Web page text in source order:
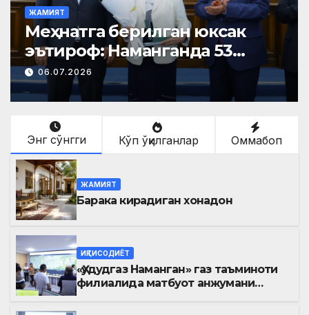
ЖАМИЯТ
Меҳнатга берилган юксак
эътироф: Наманганда 53
нафар нуроний «Меҳнат
фахрийси» кўкрак нишони
билан тақдирланди
06.07.2026
Энг сўнгги Кўп ўқилганлар Оммабоп
ЖАМИЯТ
Барака кирадиган хонадон
ИҚТИСОДИЁТ
«Ҳудудгаз Наманган» газ таъминоти
филиалида матбуот анжумани